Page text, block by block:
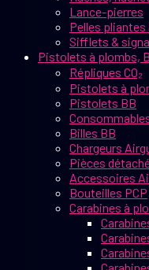
Lance-pierres
Pelles
Sifflets &
Pistolets à plombs,
Répliques CO₂
Pistolets à
Pistolets BB
Billes BB
Chargeurs
Pièces
Accessoires
Bouteilles PCP
Carabines à